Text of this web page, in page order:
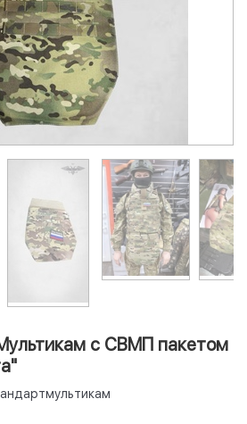
с СВМП пакетом